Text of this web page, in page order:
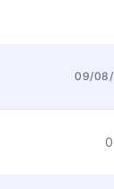
09/08/
0